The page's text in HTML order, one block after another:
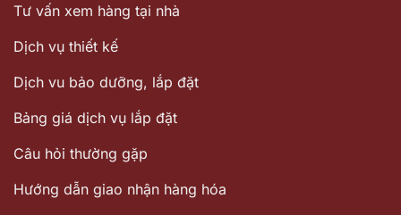
Tư vấn xem hàng tại nhà
Dịch vụ thiết kế
Dịch vu bảo dưỡng, lắp đặt
Bảng giá dịch vụ lắp đặt
Câu hỏi thường gặp
Hướng dẫn giao nhận hàng hóa